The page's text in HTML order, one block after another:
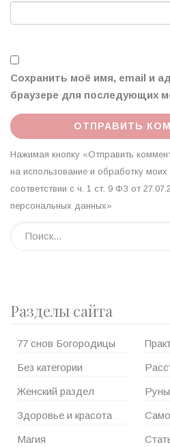
Сохранить моё имя, email и
браузере для последующих
Нажимая кнопку «Отправить
на использование и обработку
соответствии с ч. 1 ст. 9 ФЗ от
персональных данных»
Разделы сайта
77 снов Богородицы
Без категории
Женский раздел
Здоровье и красота
Магия
Руны